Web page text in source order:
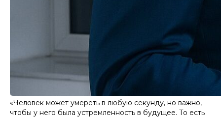
«Человек может умереть в любую секунду, но важно,
чтобы у него была устремленность в будущее. То есть